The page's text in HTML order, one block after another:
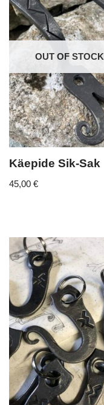
OUT OF STOCK
Käepide Sik-Sak
45,00 €